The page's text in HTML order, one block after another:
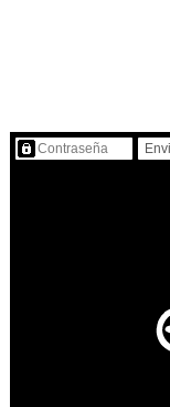
Contenido protegido…